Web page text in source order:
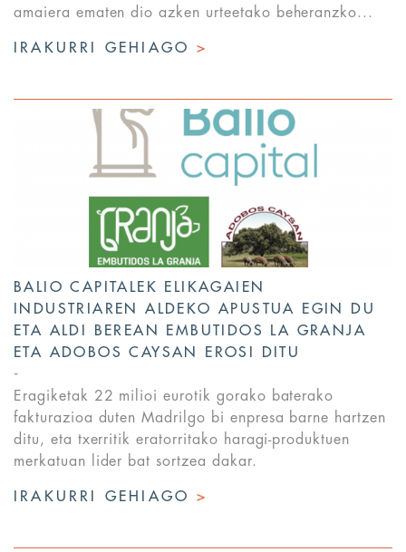
amaiera ematen dio azken urteetako beheranzko...
IRAKURRI GEHIAGO>
BALIO CAPITALEK ELIKAGAIEN
INDUSTRIAREN ALDEKO APUSTUA EGIN DU
ETA ALDI BEREAN EMBUTIDOS LA GRANJA
ETA ADOBOS CAYSAN EROSI DITU
Eragiketak 22 milioi eurotik gorako baterako
fakturazioa duten Madrilgo bi enpresa barne hartzen
ditu, eta txerritik eratorritako haragi-produktuen
merkatuan lider bat sortzea dakar.
IRAKURRI GEHIAGO>